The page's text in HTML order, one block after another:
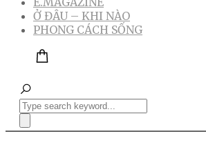
Ở ĐÂU – KHI NÀO
PHONG CÁCH SỐNG